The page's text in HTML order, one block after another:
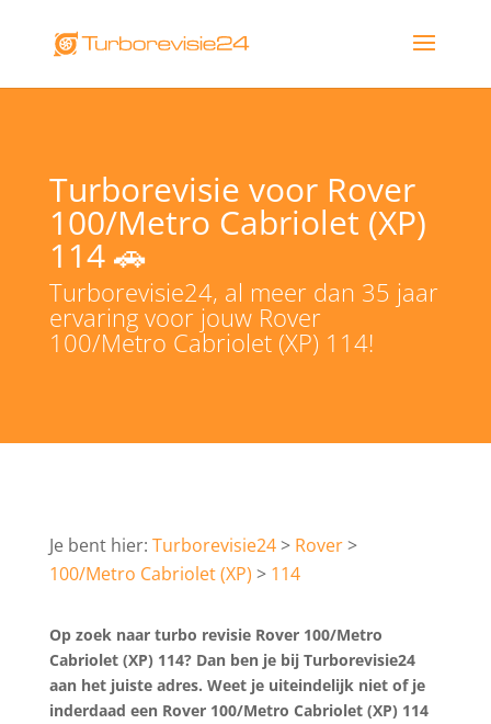
Turborevisie voor Rover
100/Metro Cabriolet (XP)
114 🚗
Turborevisie24, al meer dan 35 jaar
ervaring voor jouw Rover
100/Metro Cabriolet (XP) 114!
Turborevisie24
Rover
100/Metro Cabriolet (XP)
114
Op zoek naar turbo revisie Rover 100/Metro
Cabriolet (XP) 114? Dan ben je bij Turborevisie24
aan het juiste adres. Weet je uiteindelijk niet of je
inderdaad een Rover 100/Metro Cabriolet (XP) 114